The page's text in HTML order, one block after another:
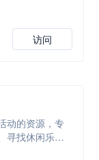
访问
动的资源，专
寻找休闲乐趣